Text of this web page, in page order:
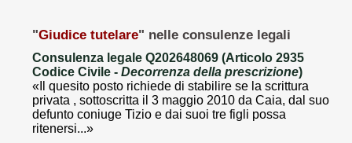
"Giudice tutelare" nelle consulenze legali
Consulenza legale Q202648069 (Articolo 2935
Codice Civile - Decorrenza della prescrizione)
«Il quesito posto richiede di stabilire se la scrittura
privata , sottoscritta il 3 maggio 2010 da Caia, dal suo
defunto coniuge Tizio e dai suoi tre figli possa
ritenersi...»